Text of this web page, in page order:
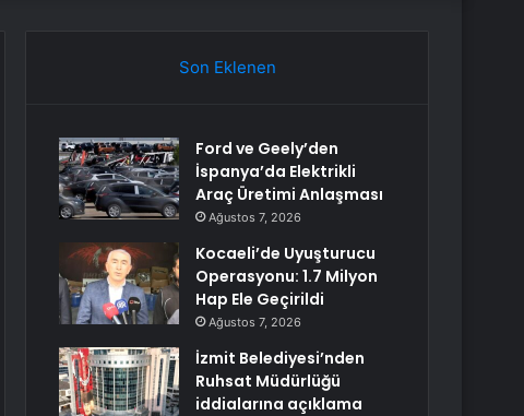
Son Eklenen
Ford ve Geely’den
İspanya’da Elektrikli
Araç Üretimi Anlaşması
Ağustos 7, 2026
Kocaeli’de Uyuşturucu
Operasyonu: 1.7 Milyon
Hap Ele Geçirildi
Ağustos 7, 2026
İzmit Belediyesi’nden
Ruhsat Müdürlüğü
iddialarına açıklama